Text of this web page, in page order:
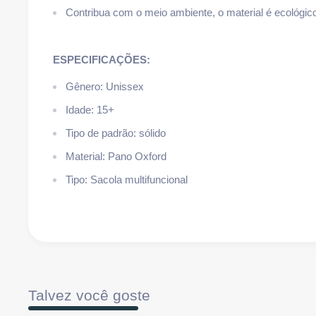
Contribua com o meio ambiente, o material é
ESPECIFICAÇÕES:
Gênero: Unissex
Idade: 15+
Tipo de padrão: sólido
Material: Pano Oxford
Tipo: Sacola multifuncional
Talvez você goste